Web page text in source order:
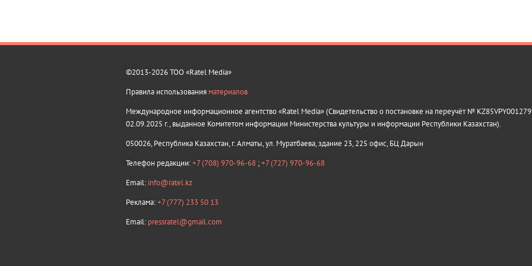
©2013-2026 ТОО «Ratel Media»
Правила использования материалов
Международное информационное агентство «Ratel Media» (Свидетельство о постановке на переучёт №
02.09.2025 г., выданное Комитетом информации Министерства культуры и информации Республики Казахстан).
050026, Республика Казахстан, г. Алматы, ул. Муратбаева, здание 23, 225 офис, БЦ Дарын
Телефон редакции:+7 (708) 970-96-68 ;+7 (727) 970-96-68
Email: info@ratel.kz
Реклама:+7 (777) 233 50 13
Email: pressratel@gmail.com